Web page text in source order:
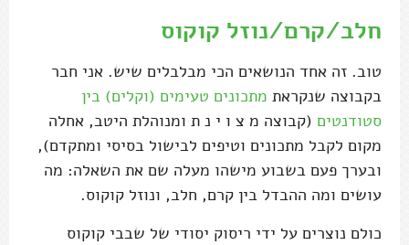
חלב/קרם/נוזל קוקוס
טוב. זה אחד הנושאים הכי מבלבלים שיש. אני חבר
בקבוצה שנקראת מתכונים טעימים (וקלים) בין
סטודנטים (קבוצה מ צ ו י נ ת ומנוהלת היטב, אחלה
מקום לקבל מתכונים וטיפים לבישול בסיסי ומתקדם),
ובערך פעם בשבוע מישהו מעלה שם את השאלה: מה
עושים ומה ההבדל בין קרם, חלב, ונוזל קוקוס.
כולם נוצרים על ידי ריסוק יסודי של שבבי קוקוס